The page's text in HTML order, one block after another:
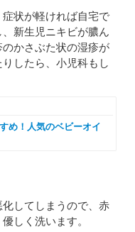
状が軽ければ自宅で
新生児ニキビが膿ん
かさぶた状の湿疹が
したら、小児科もし
め！人気のベビーオイ
してしまうので、赤
しく洗います。